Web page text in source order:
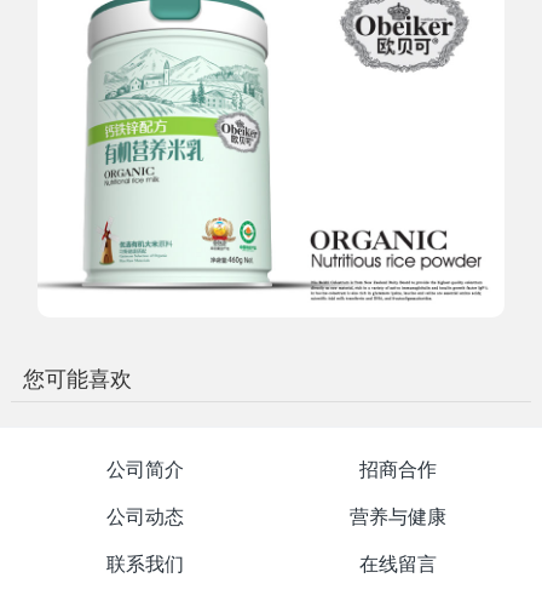
您可能喜欢
公司简介
招商合作
公司动态
营养与健康
联系我们
在线留言